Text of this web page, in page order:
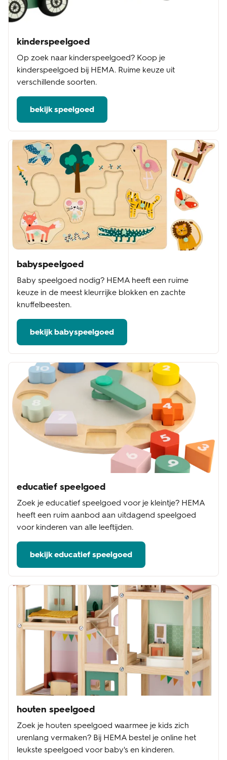
kinderspeelgoed
Op zoek naar kinderspeelgoed? Koop je
kinderspeelgoed bij HEMA. Ruime keuze uit
verschillende soorten.
bekijk speelgoed
babyspeelgoed
Baby speelgoed nodig? HEMA heeft een ruime
keuze in de meest kleurrijke blokken en zachte
knuffelbeesten.
bekijk babyspeelgoed
educatief speelgoed
Zoek je educatief speelgoed voor je kleintje? HEMA
heeft een ruim aanbod aan uitdagend speelgoed
voor kinderen van alle leeftijden.
bekijk educatief speelgoed
houten speelgoed
Zoek je houten speelgoed waarmee je kids zich
urenlang vermaken? Bij HEMA bestel je online het
leukste speelgoed voor baby's en kinderen.